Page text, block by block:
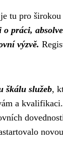
je tu pro
práci,
výzvě.
škálu služeb,
a